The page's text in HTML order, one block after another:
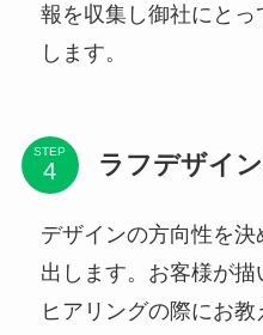
報を収集し御社にと
します。
STEP ラフデザイ
デザインの方向性を
出します。お客様が
ヒアリングの際にお